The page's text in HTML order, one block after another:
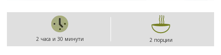
2 часа и 30 минути 2 порции